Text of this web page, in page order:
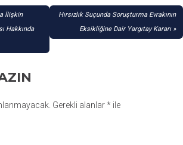
İlişkin
Hakkında
Hırsızlık Suçunda Soruşturma Evrakının
Eksikliğine Dair Yargıtay Kararı
Gerekli alanlar* ile